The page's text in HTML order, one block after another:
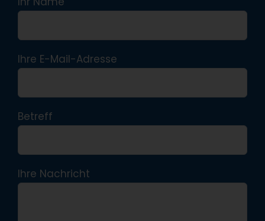
Ihre E-Mail-Adresse
Betreff
Ihre Nachricht